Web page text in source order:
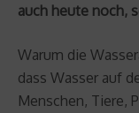
auch heute noch,
Warum die
dass Wasser auf
Menschen, Tiere,